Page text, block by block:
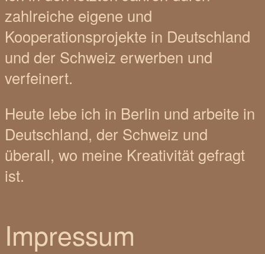
zahlreiche eigene und
Kooperationsprojekte in Deutschland
und der Schweiz erwerben und
verfeinert.
Heute lebe ich in Berlin und arbeite in
Deutschland, der Schweiz und
überall, wo meine Kreativität gefragt
ist.
Impressum